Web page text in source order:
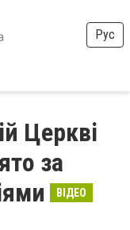
Рус
Церкві
за
ВІДЕО